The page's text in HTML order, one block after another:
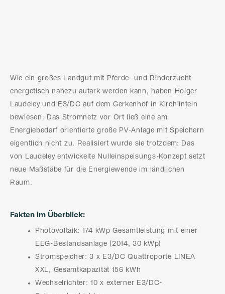
Wie ein großes Landgut mit Pferde- und Rinderzucht
energetisch nahezu autark werden kann, haben Holger
Laudeley und E3/DC auf dem Gerkenhof in Kirchlinteln
bewiesen. Das Stromnetz vor Ort ließ eine am
Energiebedarf orientierte große PV-Anlage mit Speichern
eigentlich nicht zu. Realisiert wurde sie trotzdem: Das
von Laudeley entwickelte Nulleinspeisungs-Konzept setzt
neue Maßstäbe für die Energiewende im ländlichen
Raum.
Fakten im Überblick:
Photovoltaik: 174 kWp Gesamtleistung mit einer
EEG-Bestandsanlage (2014, 30 kWp)
Stromspeicher: 3 x E3/DC Quattroporte LINEA
XXL, Gesamtkapazität 156 kWh
Wechselrichter: 10 x externer E3/DC-